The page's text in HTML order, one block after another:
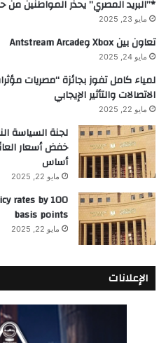
*”البريد المصري” يحذر المواطنين من
مايو 23, 2025
تعاون بين Xbox وAntstream Arcade
مايو 24, 2025
لمياء كامل تفوز بجائزة “مصريات
الاتصالات والتأثير الإيجابي
مايو 22, 2025
لجنة السياسة
أساس
مايو 22, 2025
rates by 100
basis points
مايو 22, 2025
الإعلانات